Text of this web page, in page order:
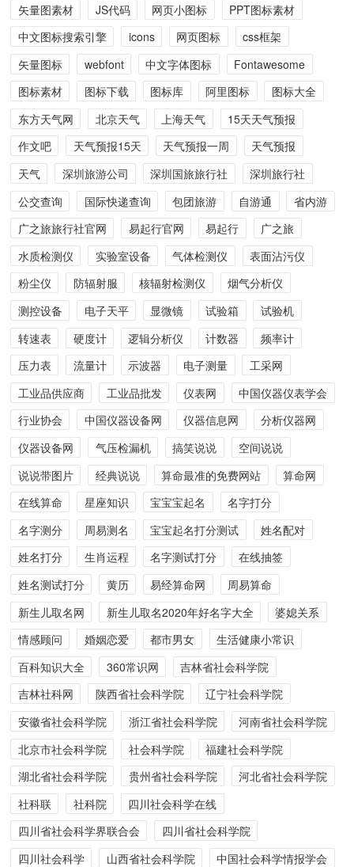
矢量图素材
JS代码 网页小图标
PPT图标素材
中文图标搜索引擎
icons 网页图标
css框架
矢量图标
webfont 中文字体图标
Fontawesome
图标素材
图标下载 图标库 阿里图标
图标大全
东方天气网
北京天气 上海天气
15天天气预报
作文吧
天气预报15天 天气预报一周
天气预报
天气
深圳旅游公司 深圳国旅旅行社
深圳旅行社
公交查询
国际快递查询 包团旅游 自游通
省内游
广之旅旅行社官网
易起行官网 易起行
广之旅
水质检测仪
实验室设备 气体检测仪
表面沾污仪
粉尘仪
防辐射服 核辐射检测仪
烟气分析仪
测控设备
电子天平 显微镜 试验箱
试验机
转速表
硬度计 逻辑分析仪 计数器
频率计
压力表
流量计 示波器 电子测量
工采网
工业品供应商
工业品批发 仪表网
中国仪器仪表学会
行业协会
中国仪器设备网 仪器信息网
分析仪器网
仪器设备网
气压检漏机 搞笑说说
空间说说
说说带图片
经典说说 算命最准的免费网站
算命网
在线算命
星座知识 宝宝宝起名
名字打分
名字测分
周易测名 宝宝起名打分测试
姓名配对
姓名打分
生肖运程 名字测试打分
在线抽签
姓名测试打分
黄历 易经算命网
周易算命
新生儿取名网
新生儿取名2020年好名字大全
婆媳关系
情感顾问
婚姻恋爱 都市男女
生活健康小常识
百科知识大全
360常识网
吉林省社会科学院
吉林社科网
陕西省社会科学院
辽宁社会科学院
安徽省社会科学院
浙江省社会科学院
河南省社会科学院
北京市社会科学院
社会科学院
福建社会科学院
湖北省社会科学院
贵州省社会科学院
河北省社会科学院
社科联
社科院
四川社会科学在线
四川省社会科学界联合会
四川省社会科学院
四川社会科学
山西省社会科学院
中国社会科学情报学会